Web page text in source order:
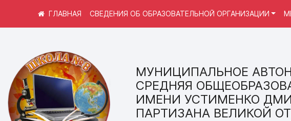
МУНИЦИПАЛЬНОЕ
СРЕДНЯЯ
ИМЕНИ УСТИМЕНКО
ПАРТИЗАНА ВЕЛИКОЙ
СВЕДЕНИЯ ОБ ОБРАЗОВАТЕЛЬНОЙ ОРГАНИЗАЦИИ